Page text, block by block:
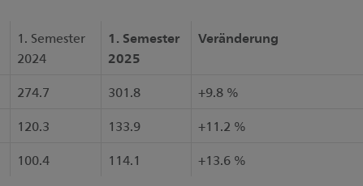
1. Semester
2024
1. Semester
2025
Veränderung
274.7 301.8
+9.8 %
120.3 133.9
+11.2 %
100.4 114.1 +13.6 %